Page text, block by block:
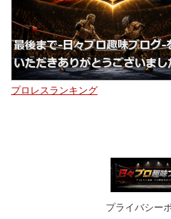
プロレスランキング
プライバシー